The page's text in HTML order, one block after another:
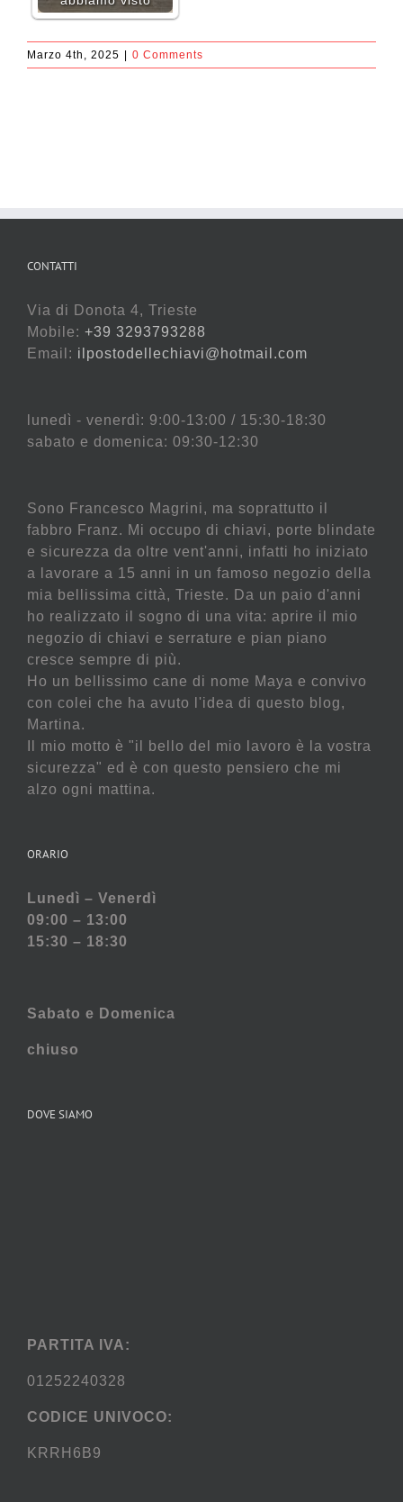
Marzo 4th, 2025 0 Comments
CONTATTI
Via di Donota 4, Trieste
Mobile: +39 3293793288
Email: ilpostodellechiavi@hotmail.com
lunedì - venerdì: 9:00-13:00 / 15:30-18:30
sabato e domenica: 09:30-12:30
Sono Francesco Magrini, ma soprattutto il
fabbro Franz. Mi occupo di chiavi, porte blindate
e sicurezza da oltre vent'anni, infatti ho iniziato
a lavorare a 15 anni in un famoso negozio della
mia bellissima città, Trieste. Da un paio d'anni
ho realizzato il sogno di una vita: aprire il mio
negozio di chiavi e serrature e pian piano
cresce sempre di più.
Ho un bellissimo cane di nome Maya e convivo
con colei che ha avuto l'idea di questo blog,
Martina.
Il mio motto è "il bello del mio lavoro è la vostra
sicurezza" ed è con questo pensiero che mi
alzo ogni mattina.
ORARIO
Lunedì – Venerdì
09:00 – 13:00
15:30 – 18:30
Sabato e Domenica
chiuso
DOVE SIAMO
PARTITA IVA:
01252240328
CODICE UNIVOCO:
KRRH6B9